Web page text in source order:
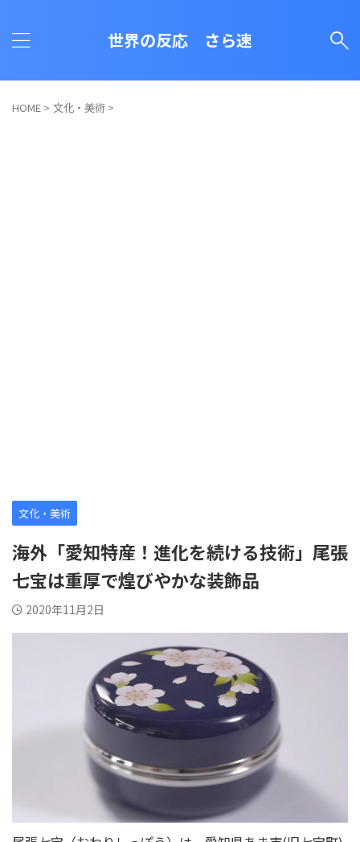
世界の反応 さら速
HOME > 文化・美術 >
文化・美術
海外「愛知特産！進化を続ける技術」尾張
七宝は重厚で煌びやかな装飾品
2020年11月2日